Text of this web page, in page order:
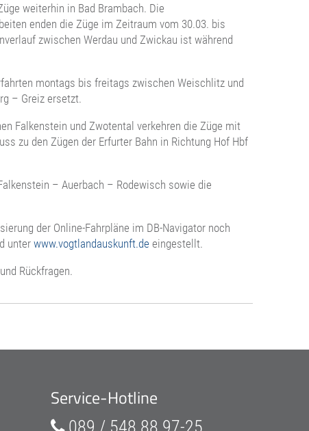
weiterhin in Bad Brambach. Die
enden die Züge im Zeitraum vom 30.03. bis
zwischen Werdau und Zwickau ist während
montags bis freitags zwischen Weischlitz und
– Greiz ersetzt.
Falkenstein und Zwotental verkehren die Züge mit
zu den Zügen der Erfurter Bahn in Richtung Hof Hbf
– Auerbach – Rodewisch sowie die
der Online-Fahrpläne im DB-Navigator noch
unter www.vogtlandauskunft.de eingestellt.
Rückfragen.
Service-Hotline
089 / 548 88 97-25